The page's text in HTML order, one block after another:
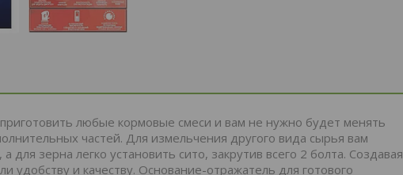
любые кормовые смеси и вам не нужно будет менять
частей. Для измельчения другого вида сырья вам
для зерна легко установить сито, закрутив всего 2 болта. Создавая
и качеству. Основание-отражатель для готового